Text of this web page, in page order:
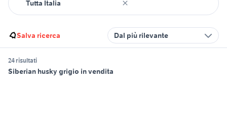
Salva ricerca Dal più rilevante
24 risultati
Siberian husky grigio in vendita